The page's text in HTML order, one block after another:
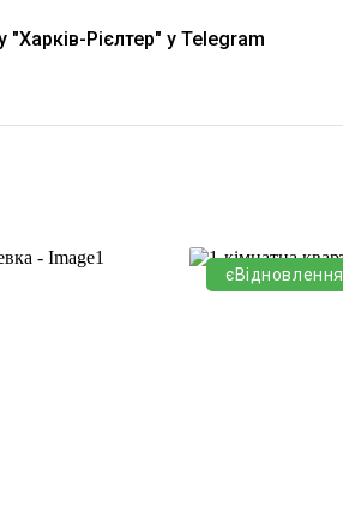
Рієлтер" у Telegram
єВідновлення